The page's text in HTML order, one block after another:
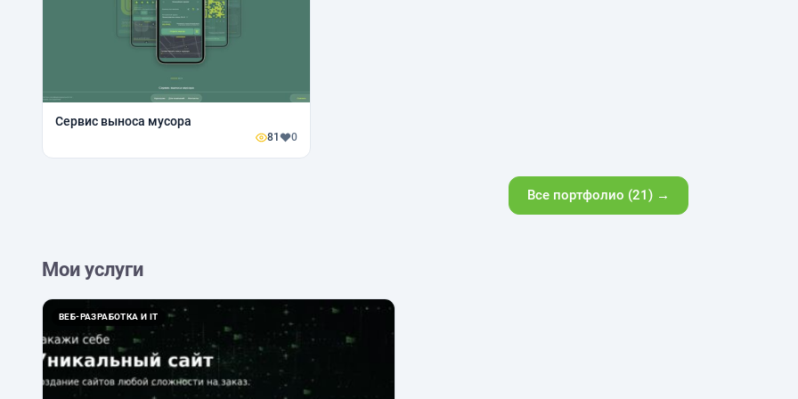
Сервис выноса мусора
81 0
Все портфолио (21) →
Мои услуги
ВЕБ-РАЗРАБОТКА И IT